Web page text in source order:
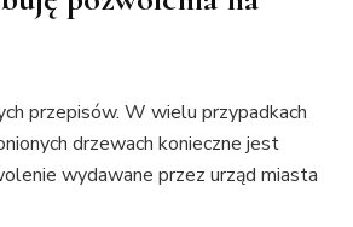
przepisów. W wielu przypadkach
drzewach konieczne jest
wydawane przez urząd miasta